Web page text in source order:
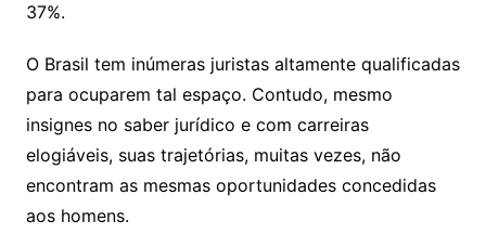
37%.
O Brasil tem inúmeras juristas altamente qualificadas
para ocuparem tal espaço. Contudo, mesmo
insignes no saber jurídico e com carreiras
elogiáveis, suas trajetórias, muitas vezes, não
encontram as mesmas oportunidades concedidas
aos homens.